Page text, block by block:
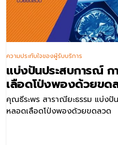
แบ่งปันประสบการณ์ ก
เลือดโป่งพองด้วยขด
ลาดพร้าว111
คุณธีระพร สาราณียะธรรม แบ่งปั
หลอดเลือดโป่งพองด้วยขดลวด
ความประทับใจของผู้รับบริการ